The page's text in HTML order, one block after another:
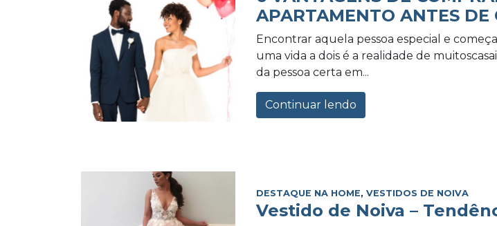
APARTAMENTO ANTES DE
Encontrar aquela pessoa especial e
uma vida a dois é a realidade de
da pessoa certa em...
Continuar lendo
DESTAQUE NA HOME,VESTIDOS DE NOIVA
Vestido de Noiva –